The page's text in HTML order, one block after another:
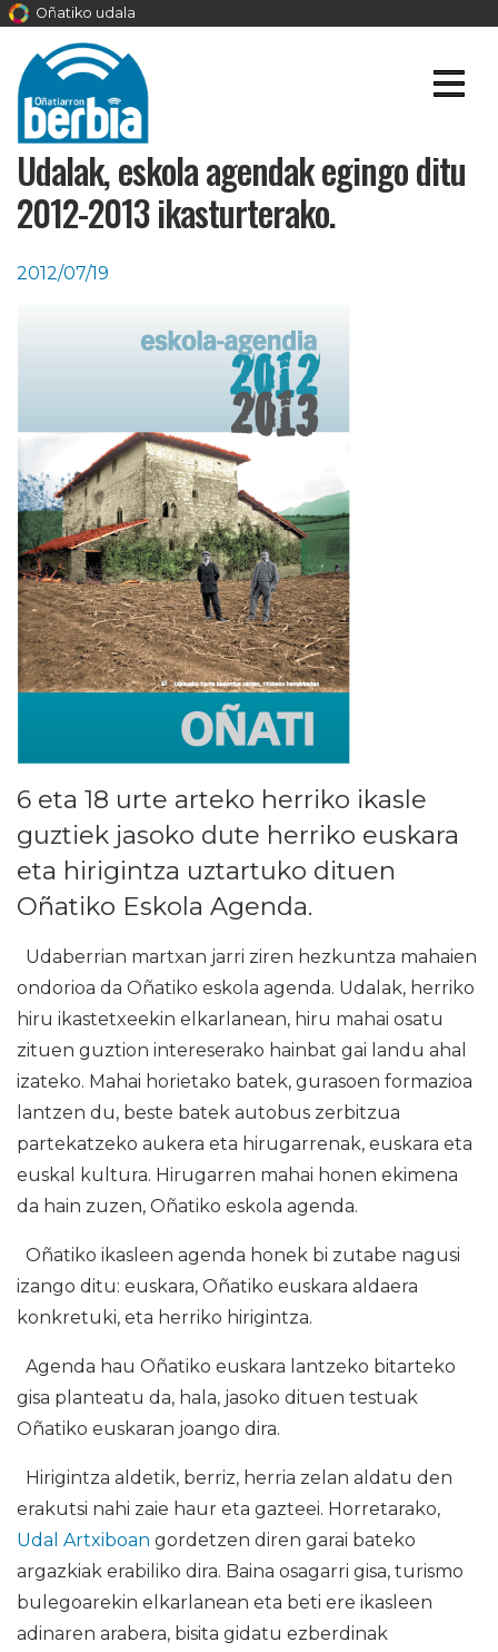
Oñatiko udala
Udalak, eskola agendak egingo ditu
2012-2013 ikasturterako.
2012/07/19
6 eta 18 urte arteko herriko ikasle
guztiek jasoko dute herriko euskara
eta hirigintza uztartuko dituen
Oñatiko Eskola Agenda.
Udaberrian martxan jarri ziren hezkuntza mahaien
ondorioa da Oñatiko eskola agenda. Udalak, herriko
hiru ikastetxeekin elkarlanean, hiru mahai osatu
zituen guztion intereserako hainbat gai landu ahal
izateko. Mahai horietako batek, gurasoen formazioa
lantzen du, beste batek autobus zerbitzua
partekatzeko aukera eta hirugarrenak, euskara eta
euskal kultura. Hirugarren mahai honen ekimena
da hain zuzen, Oñatiko eskola agenda.
Oñatiko ikasleen agenda honek bi zutabe nagusi
izango ditu: euskara, Oñatiko euskara aldaera
konkretuki, eta herriko hirigintza.
Agenda hau Oñatiko euskara lantzeko bitarteko
gisa planteatu da, hala, jasoko dituen testuak
Oñatiko euskaran joango dira.
Hirigintza aldetik, berriz, herria zelan aldatu den
erakutsi nahi zaie haur eta gazteei. Horretarako,
Udal Artxiboan gordetzen diren garai bateko
argazkiak erabiliko dira. Baina osagarri gisa, turismo
bulegoarekin elkarlanean eta beti ere ikasleen
adinaren arabera, bisita gidatu ezberdinak